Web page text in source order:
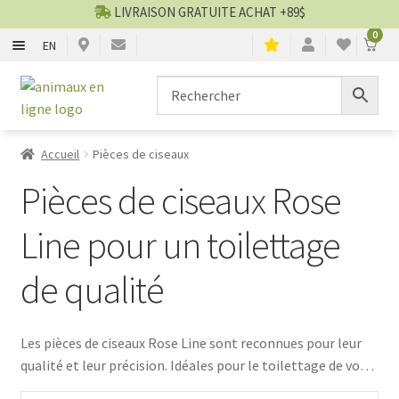
EN
0
Aller
à
navigation
Aller
au
LIVRAISON GRATUITE ACHAT +89$
CHIENS
TOILETTAGE
SERVICES
PAR MARQUES
VENTES
Accueil Pièces de ciseaux
Pièces de ciseaux Rose
Line pour un toilettage
de qualité
Les pièces de ciseaux Rose Line sont reconnues pour leur
qualité et leur précision. Idéales pour le toilettage de votre
animal de compagnie, ces ciseaux offrent une coupe nette